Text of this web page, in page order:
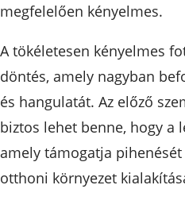
megfelelően kényelmes.
A tökéletesen kényelmes
döntés, amely nagyban
és hangulatát. Az előző
biztos lehet benne, hogy a
amely támogatja
otthoni környezet